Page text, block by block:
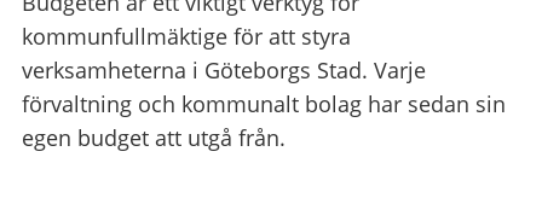
kommunfullmäktige för att styra
verksamheterna i Göteborgs Stad. Varje
förvaltning och kommunalt bolag har sedan sin
egen budget att utgå från.